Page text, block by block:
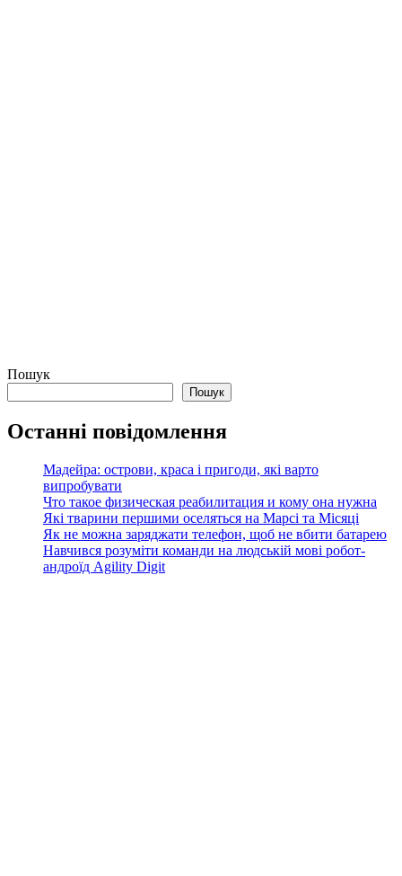
Пошук
Пошук
Останні повідомлення
Мадейра: острови, краса і пригоди, які варто
випробувати
Что такое физическая реабилитация и кому она нужна
Які тварини першими оселяться на Марсі та Місяці
Як не можна заряджати телефон, щоб не вбити батарею
Навчився розуміти команди на людській мові робот-
андроїд Agility Digit